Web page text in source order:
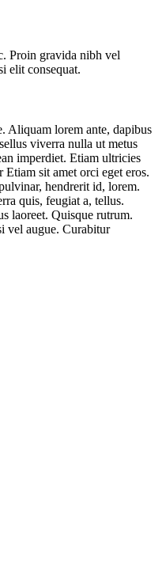
Proin gravida nibh vel
elit consequat.
Aliquam lorem ante, dapibus
viverra nulla ut metus
imperdiet. Etiam ultricies
sit amet orci eget eros.
hendrerit id, lorem.
quis, feugiat a, tellus.
laoreet. Quisque rutrum.
vel augue. Curabitur